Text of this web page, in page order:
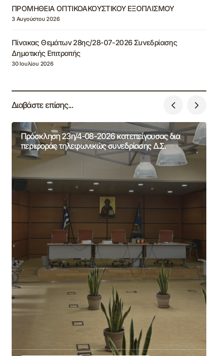
ΠΡΟΜΗΘΕΙΑ ΟΠΤΙΚΟΑΚΟΥΣΤΙΚΟΥ ΕΞΟΠΛΙΣΜΟΥ
3 Αυγούστου 2026
Πίνακας Θεμάτων 28ης/28-07-2026 Συνεδρίασης
Δημοτικής Επιτροπής
30 Ιουλίου 2026
Διαβάστε επίσης...
Πρόσκληση 23η/4-08-2026 κατεπείγουσας δια
περιφοράς τηλεφωνικώς συνεδρίασης Δ.Σ.